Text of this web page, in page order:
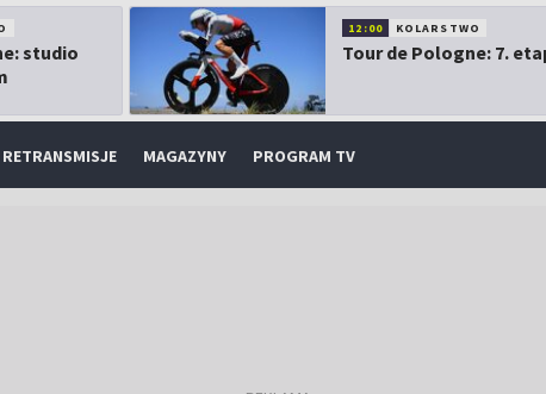
studio
12:00 KOLARSTWO
Tour de Pologne: 7.
RETRANSMISJE MAGAZYNY PROGRAM TV